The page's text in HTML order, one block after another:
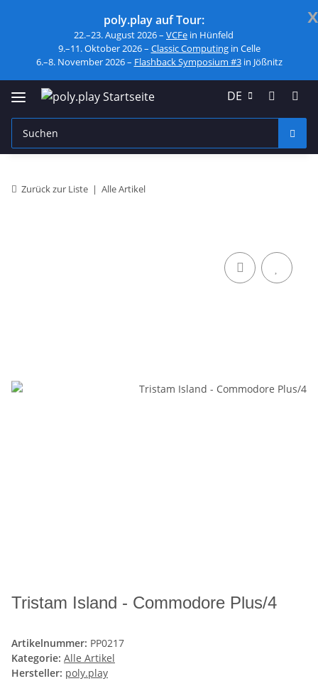
x
poly.play auf Tour:
22.–23. August 2026 – VCFe in Hünfeld
9.–11. Oktober 2026 – Classic Computingin Celle
6.–8. November 2026 – Flashback Symposium #3in Jößnitz
DE
Zurück zur Liste Alle Artikel
Tristam Island - Commodore Plus/4
Artikelnummer: PP0217
Kategorie: Alle Artikel
Hersteller: poly.play